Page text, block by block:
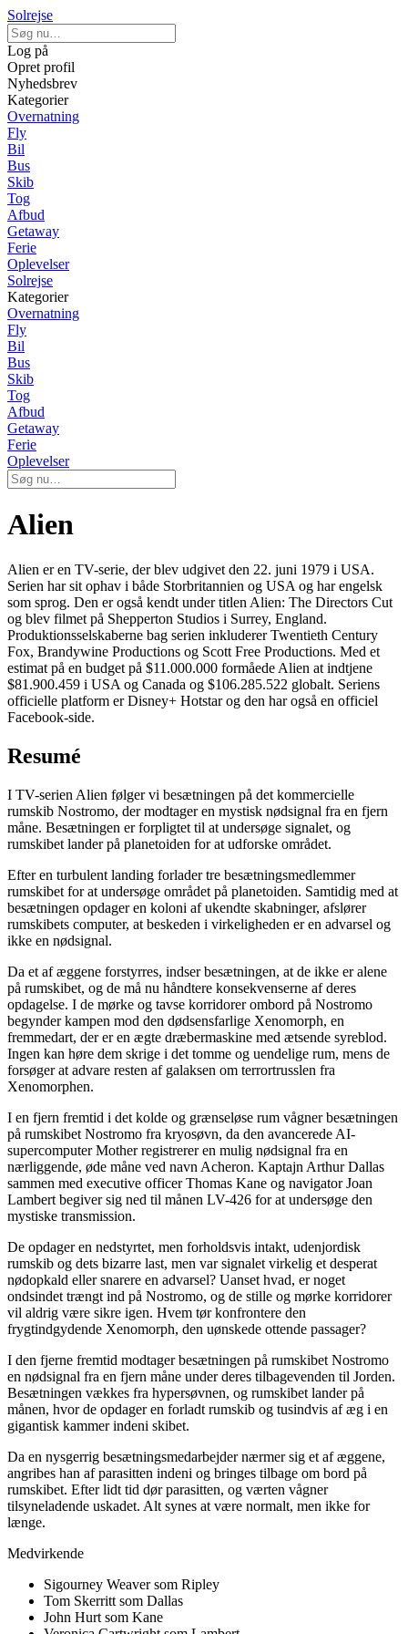
Solrejse
Log på
Opret profil
Nyhedsbrev
Kategorier
Overnatning
Fly
Bil
Bus
Skib
Tog
Afbud
Getaway
Ferie
Oplevelser
Solrejse
Kategorier
Overnatning
Fly
Bil
Bus
Skib
Tog
Afbud
Getaway
Ferie
Oplevelser
Alien
Alien er en TV-serie, der blev udgivet den 22. juni 1979 i USA.
Serien har sit ophav i både Storbritannien og USA og har engelsk
som sprog. Den er også kendt under titlen Alien: The Directors Cut
og blev filmet på Shepperton Studios i Surrey, England.
Produktionsselskaberne bag serien inkluderer Twentieth Century
Fox, Brandywine Productions og Scott Free Productions. Med et
estimat på en budget på $11.000.000 formåede Alien at indtjene
$81.900.459 i USA og Canada og $106.285.522 globalt. Seriens
officielle platform er Disney+ Hotstar og den har også en officiel
Facebook-side.
Resumé
I TV-serien Alien følger vi besætningen på det kommercielle
rumskib Nostromo, der modtager en mystisk nødsignal fra en fjern
måne. Besætningen er forpligtet til at undersøge signalet, og
rumskibet lander på planetoiden for at udforske området.
Efter en turbulent landing forlader tre besætningsmedlemmer
rumskibet for at undersøge området på planetoiden. Samtidig med at
besætningen opdager en koloni af ukendte skabninger, afslører
rumskibets computer, at beskeden i virkeligheden er en advarsel og
ikke en nødsignal.
Da et af æggene forstyrres, indser besætningen, at de ikke er alene
på rumskibet, og de må nu håndtere konsekvenserne af deres
opdagelse. I de mørke og tavse korridorer ombord på Nostromo
begynder kampen mod den dødsensfarlige Xenomorph, en
fremmedart, der er en ægte dræbermaskine med ætsende syreblod.
Ingen kan høre dem skrige i det tomme og uendelige rum, mens de
forsøger at advare resten af galaksen om terrortrusslen fra
Xenomorphen.
I en fjern fremtid i det kolde og grænseløse rum vågner besætningen
på rumskibet Nostromo fra kryosøvn, da den avancerede AI-
supercomputer Mother registrerer en mulig nødsignal fra en
nærliggende, øde måne ved navn Acheron. Kaptajn Arthur Dallas
sammen med executive officer Thomas Kane og navigator Joan
Lambert begiver sig ned til månen LV-426 for at undersøge den
mystiske transmission.
De opdager en nedstyrtet, men forholdsvis intakt, udenjordisk
rumskib og dets bizarre last, men var signalet virkelig et desperat
nødopkald eller snarere en advarsel? Uanset hvad, er noget
ondsindet trængt ind på Nostromo, og de stille og mørke korridorer
vil aldrig være sikre igen. Hvem tør konfrontere den
frygtindgydende Xenomorph, den uønskede ottende passager?
I den fjerne fremtid modtager besætningen på rumskibet Nostromo
en nødsignal fra en fjern måne under deres tilbagevenden til Jorden.
Besætningen vækkes fra hypersøvnen, og rumskibet lander på
månen, hvor de opdager en forladt rumskib og tusindvis af æg i en
gigantisk kammer indeni skibet.
Da en nysgerrig besætningsmedarbejder nærmer sig et af æggene,
angribes han af parasitten indeni og bringes tilbage om bord på
rumskibet. Efter lidt tid dør parasitten, og værten vågner
tilsyneladende uskadet. Alt synes at være normalt, men ikke for
længe.
Medvirkende
Sigourney Weaver som Ripley
Tom Skerritt som Dallas
John Hurt som Kane